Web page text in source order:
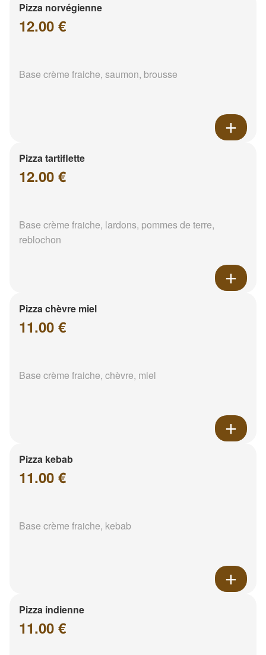
Pizza norvégienne
12.00 €
Base crème fraiche, saumon, brousse
Pizza tartiflette
12.00 €
Base crème fraiche, lardons, pommes de terre,
reblochon
Pizza chèvre miel
11.00 €
Base crème fraiche, chèvre, miel
Pizza kebab
11.00 €
Base crème fraiche, kebab
Pizza indienne
11.00 €